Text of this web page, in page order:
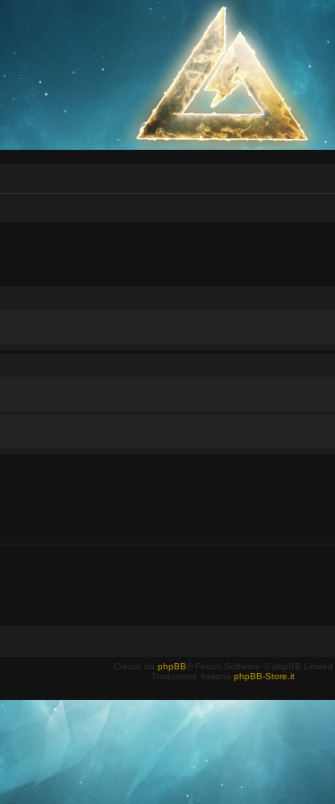
Creato da phpBB ® Forum Software © phpBB Limited
Traduzione Italiana phpBB-Store.it